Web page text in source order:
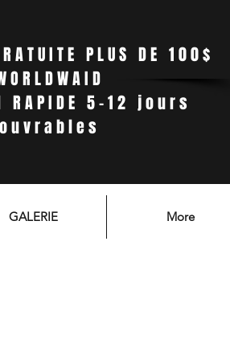
PLUS DE 100$
RAPIDE 5-12 jours
ouvrables
GALERIE More